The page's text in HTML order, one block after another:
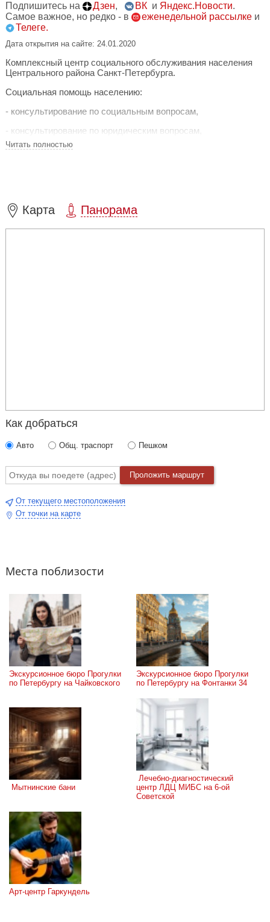
Подпишитесь на Дзен, ВК и Яндекс.Новости.
Самое важное, но редко - в
еженедельной рассылке и
Телеге.
Дата открытия на сайте: 24.01.2020
Комплексный центр социального обслуживания населения
Центрального района Санкт-Петербурга.
Социальная помощь населению:
- консультирование по социальным вопросам,
- консультирование по юридическим вопросам,
- психологическая консультация,
- обеспечение одеждой, обувью и предметами первой
необходимости,
Читать полностью
Карта Панорама
Как добраться
Авто Общ. траспорт Пешком
Проложить маршрут
От текущего местоположения
От точки на карте
Места поблизости
Экскурсионное бюро Прогулки
по Петербургу на Чайковского
Экскурсионное бюро Прогулки
по Петербургу на Фонтанки 34
Мытнинские бани
центр ЛДЦ МИБС на 6-ой
Советской
Арт-центр Гаркундель